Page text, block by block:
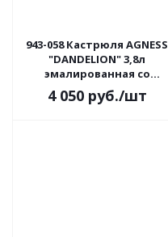
943-058 Кастрюля AGNESS
"DANDELION" 3,8л
эмалированная со
стеклянной крышкой
4 050руб./шт